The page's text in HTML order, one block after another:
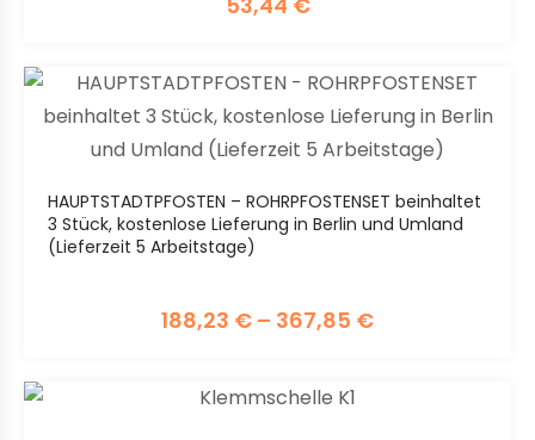
HAUPTSTADTPFOSTEN – ROHRPFOSTENSET beinhaltet
3 Stück, kostenlose Lieferung in Berlin und Umland
(Lieferzeit 5 Arbeitstage)
188,23 € – 367,85 €